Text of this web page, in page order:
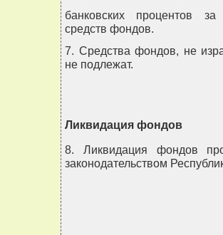
банковских процентов
средств фондов.
7. Средства фондов, не
не подлежат.
Ликвидация фондов
8. Ликвидация фондов
законодательством